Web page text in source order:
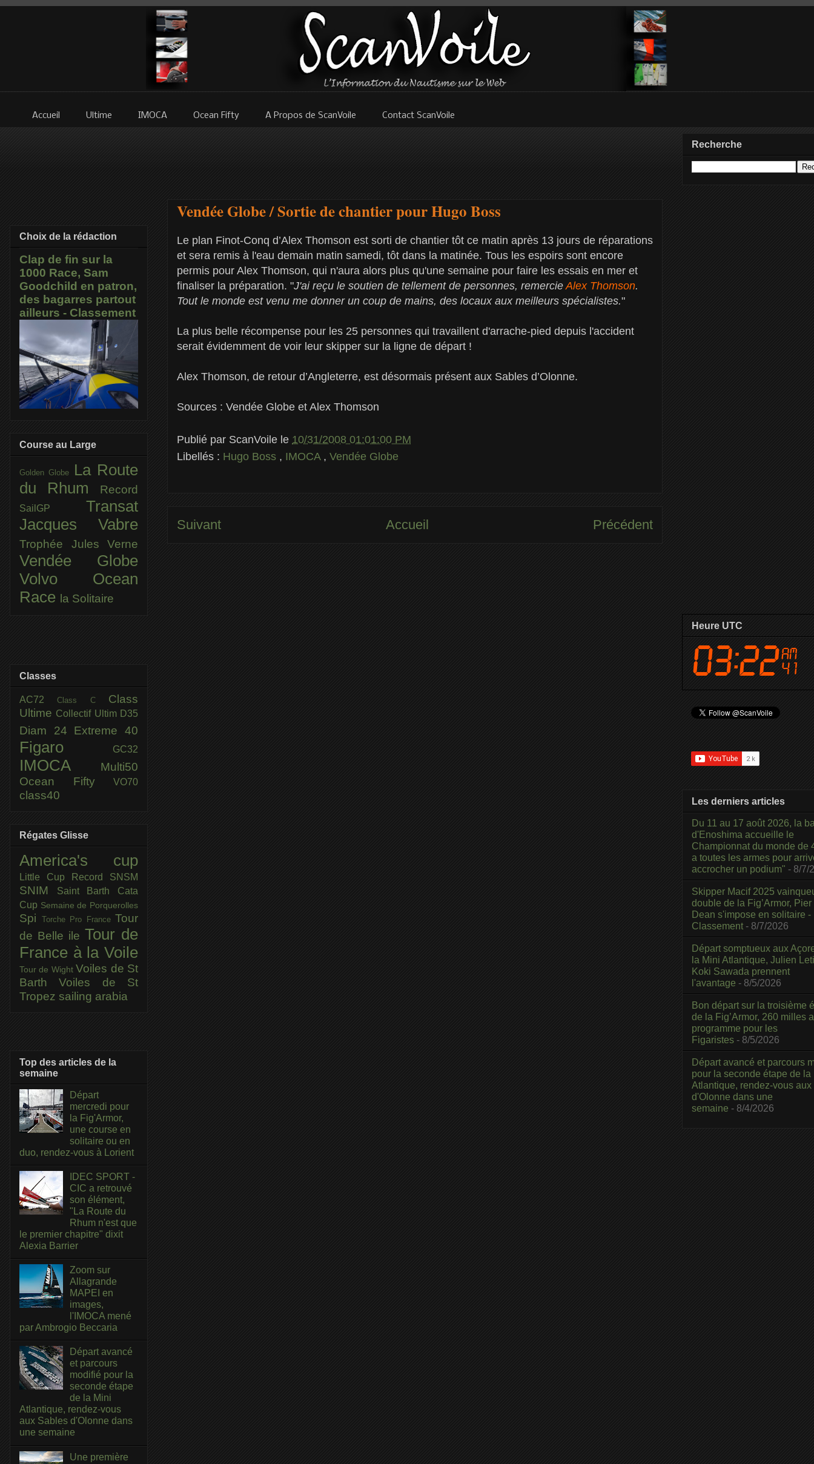
Accueil Ultime IMOCA Ocean Fifty A Propos de ScanVoile Contact ScanVoile
Vendée Globe / Sortie de chantier pour Hugo Boss
Le plan Finot-Conq d’Alex Thomson est sorti de chantier tôt ce matin après 13 jours de réparations
et sera remis à l'eau demain matin samedi, tôt dans la matinée. Tous les espoirs sont encore
permis pour Alex Thomson, qui n'aura alors plus qu'une semaine pour faire les essais en mer et
finaliser la préparation. "J'ai reçu le soutien de tellement de personnes, remercie Alex Thomson.
Tout le monde est venu me donner un coup de mains, des locaux aux meilleurs spécialistes."
La plus belle récompense pour les 25 personnes qui travaillent d'arrache-pied depuis l'accident
serait évidemment de voir leur skipper sur la ligne de départ !
Alex Thomson, de retour d’Angleterre, est désormais présent aux Sables d’Olonne.
Sources : Vendée Globe et Alex Thomson
Publié par ScanVoile le 10/31/2008 01:01:00 PM
Libellés : Hugo Boss , IMOCA , Vendée Globe
Suivant Précédent
Accueil
Choix de la rédaction
Clap de fin sur la
1000 Race, Sam
Goodchild en patron,
des bagarres partout
ailleurs - Classement
Course au Large
Golden Globe
La Route
du Rhum
Record
SailGP Transat
Jacques Vabre
Trophée Jules Verne
Vendée Globe
Volvo Ocean
Race la Solitaire
Classes
AC72Class C Class
Ultime Collectif Ultim D35
Diam 24 Extreme 40
Figaro GC32
IMOCA
Multi50
Ocean Fifty
VO70
class40
Régates Glisse
America's cup
Little Cup Record SNSM
SNIM
Saint Barth Cata
Cup Semaine de Porquerolles
Spi Torche Pro France Tour
de Belle ile Tour de
France à la Voile
Tour de Wight Voiles de St
BarthVoiles de St
Tropez sailing arabia
Top des articles de la
semaine
Départ
mercredi pour
la Fig'Armor,
une course en
solitaire ou en
duo, rendez-vous à Lorient
IDEC SPORT -
CIC a retrouvé
son élément,
"La Route du
Rhum n'est que
le premier chapitre" dixit
Alexia Barrier
Zoom sur
Allagrande
MAPEI en
images,
l'IMOCA mené
par Ambrogio Beccaria
Départ avancé
et parcours
modifié pour la
seconde étape
de la Mini
Atlantique, rendez-vous
aux Sables d'Olonne dans
une semaine
Une première
Recherche
Heure UTC
Les derniers articles
Du 11 au 17 août 2026, la
d'Enoshima accueille le
Championnat du monde de
a toutes les armes pour
accrocher un podium" - 8/7/
Skipper Macif 2025
double de la Fig’Armor,
Dean s'impose en solitaire -
Classement - 8/7/2026
Départ somptueux aux
la Mini Atlantique, Julien
Koki Sawada prennent
l'avantage - 8/5/2026
Bon départ sur la troisième
de la Fig’Armor, 260 milles
programme pour les
Figaristes - 8/5/2026
Départ avancé et parcours
pour la seconde étape de la
Atlantique, rendez-vous
d'Olonne dans une
semaine - 8/4/2026